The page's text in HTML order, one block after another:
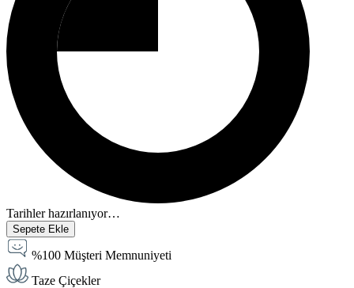
Tarihler hazırlanıyor…
Sepete Ekle
%100 Müşteri Memnuniyeti
Taze Çiçekler